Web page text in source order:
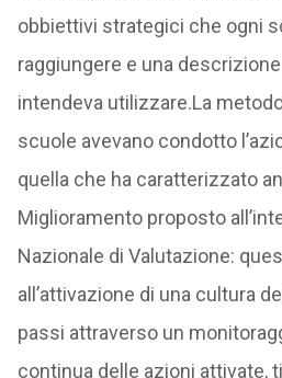
obbiettivi strategici che ogni
raggiungere e una
intendeva utilizzare.La
scuole avevano condotto
quella che ha caratterizzato
Miglioramento proposto
Nazionale di Valutazione:
all’attivazione di una cultura
passi attraverso un
continua delle azioni attivate,